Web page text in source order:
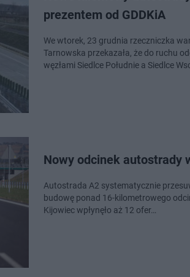
prezentem od GDDKiA
We wtorek, 23 grudnia rzeczniczka
Tarnowska przekazała, że do ruchu
węzłami Siedlce Południe a Siedlce
Nowy odcinek autostrady
Autostrada A2 systematycznie
budowę ponad 16-kilometrowego
Kijowiec wpłynęło aż 12 ofer…